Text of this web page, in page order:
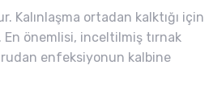
Kalınlaşma ortadan kalktığı için
En önemlisi, inceltilmiş tırnak
enfeksiyonun kalbine